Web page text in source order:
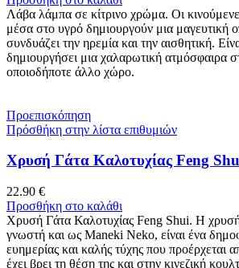
Λάβα λάμπα σε κίτρινο χρώμα. Οι
μέσα στο υγρό δημιουργούν μια μαγευτική
συνδυάζει την ηρεμία και την αισθητική.
δημιουργήσει μια χαλαρωτική ατμόσφαιρα
οποιοδήποτε άλλο χώρο.
Προεπισκόπηση
Πρόσθήκη στην λίστα επιθυμιών
Χρυσή Γάτα Καλοτυχίας Feng
22.90 €
Προσθήκη στο καλάθι
Χρυσή Γάτα Καλοτυχίας Feng Shui. Η χρυσή
γνωστή και ως Maneki Neko, είναι ένα
ευημερίας και καλής τύχης που προέρχεται
έχει βρει τη θέση της και στην κινεζική